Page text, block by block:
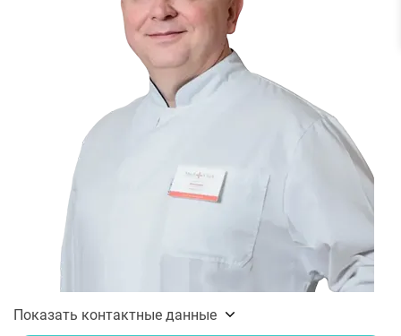
Показать контактные данные